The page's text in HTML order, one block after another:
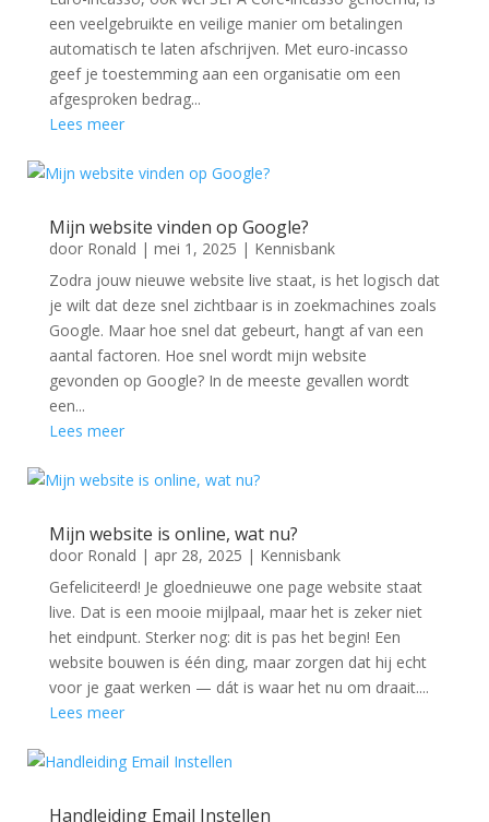
een veelgebruikte en veilige manier om betalingen
automatisch te laten afschrijven. Met euro-incasso
geef je toestemming aan een organisatie om een
afgesproken bedrag...
Lees meer
Mijn website vinden op Google?
door Ronald | mei 1, 2025 | Kennisbank
Zodra jouw nieuwe website live staat, is het logisch dat
je wilt dat deze snel zichtbaar is in zoekmachines zoals
Google. Maar hoe snel dat gebeurt, hangt af van een
aantal factoren. Hoe snel wordt mijn website
gevonden op Google? In de meeste gevallen wordt
een...
Lees meer
Mijn website is online, wat nu?
door Ronald | apr 28, 2025 | Kennisbank
Gefeliciteerd! Je gloednieuwe one page website staat
live. Dat is een mooie mijlpaal, maar het is zeker niet
het eindpunt. Sterker nog: dit is pas het begin! Een
website bouwen is één ding, maar zorgen dat hij echt
voor je gaat werken — dát is waar het nu om draait....
Lees meer
Handleiding Email Instellen